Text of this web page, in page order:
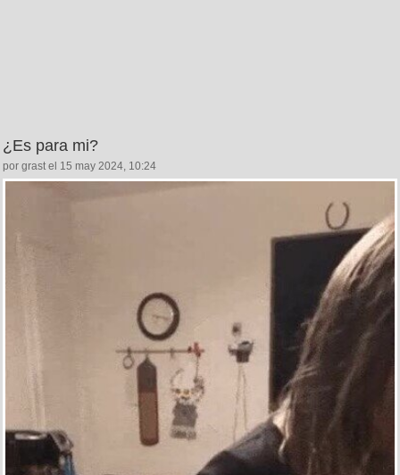
¿Es para mi?
por grast el 15 may 2024, 10:24